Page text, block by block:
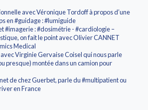
avec Véronique Tordoff à propos d’une
en #guidage : #lumiguide
#imagerie : #dosimétrie - #cardiologie –
on fait le point avec Olivier CANNET
Medical
Virginie Gervaise Coisel qui nous parle
presque) montée dans un camion pour
de chez Guerbet, parle du #multipatient ou
en France